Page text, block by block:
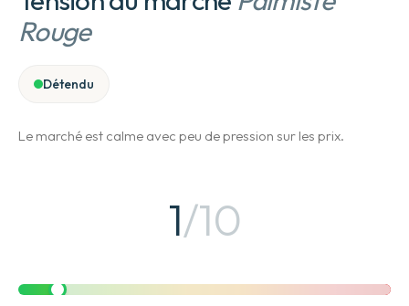
Rouge
Détendu
Le marché est calme avec peu de pression sur les prix.
1/10